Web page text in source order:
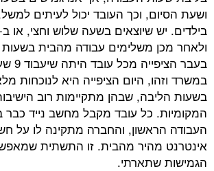
וכך העובד יכול לעיתים למשל, לטפל גם
בילדים. יש שיוצאים בשעה שלוש וחצי, או ב-4 אחה"צ,
משלימים עבודה מהבית בשעות הערב. אם
בעבר הציפייה מכל עובד היתה שיעבוד 9 שעות וחצי
היום הציפייה היא לנוכחות מלאה בעיקר
שבהן מתקיימות רוב הישיבות
כל עובד מקבל מחשב נייד כבר ביום
והחברה מתקינה לו על חשבונה גם קו
מהבית. זו התשתית שמאפשרת את